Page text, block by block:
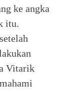
ke angka
itu.
Vitarik